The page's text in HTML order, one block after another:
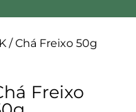
/ Chá Freixo 50g
Freixo